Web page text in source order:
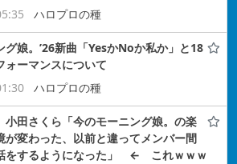
ハロプロの種
グ娘。’26新曲「YesかNoか私か」と18
ォーマンスについて
ハロプロの種
小田さくら「今のモーニング娘。の楽
が変わった、以前と違ってメンバー間
をするようになった」 ← これｗｗｗ